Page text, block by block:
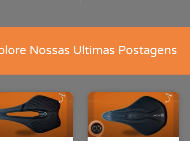
Nossas Ultimas Postagens